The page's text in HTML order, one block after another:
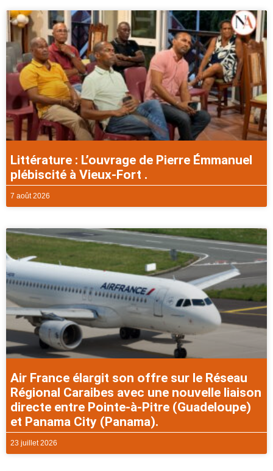
Littérature : L’ouvrage de Pierre Émmanuel
plébiscité à Vieux-Fort .
7 août 2026
Air France élargit son offre sur le Réseau
Régional Caraibes avec une nouvelle liaison
directe entre Pointe-à-Pitre (Guadeloupe)
et Panama City (Panama).
23 juillet 2026